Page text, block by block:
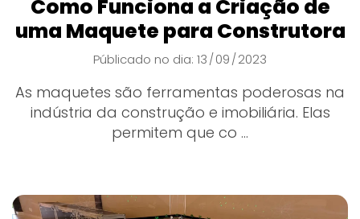
Como Funciona a Criação de
uma Maquete para Construtora
Públicado no dia: 13 / 09 / 2023
As maquetes são ferramentas poderosas na
indústria da construção e imobiliária. Elas
permitem que co ...